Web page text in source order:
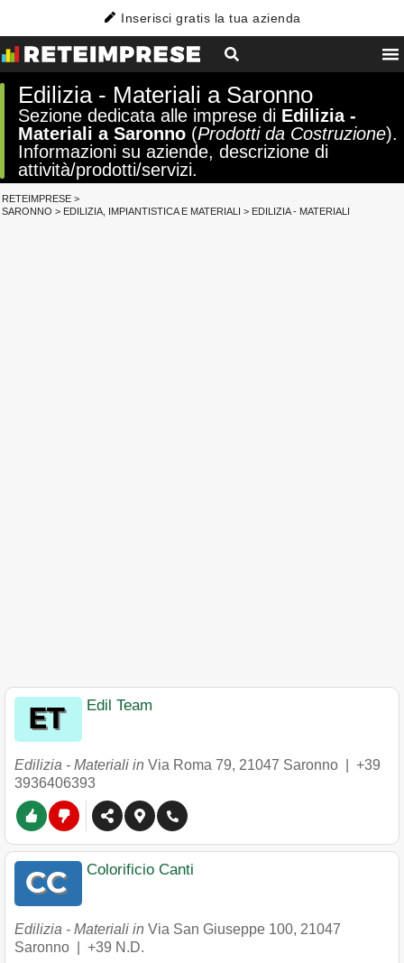
Inserisci gratis la tua azienda
Edilizia - Materiali a Saronno
Sezione dedicata alle imprese di Edilizia -
Materiali a Saronno (Prodotti da Costruzione).
Informazioni su aziende, descrizione di
attività/prodotti/servizi.
RETEIMPRESE >
SARONNO > EDILIZIA, IMPIANTISTICA E MATERIALI > EDILIZIA - MATERIALI
Edil Team
Edilizia - Materiali in Via Roma 79, 21047 Saronno
+39
3936406393
Colorificio Canti
Edilizia - Materiali in Via San Giuseppe 100, 21047
Saronno
+39 N.D.